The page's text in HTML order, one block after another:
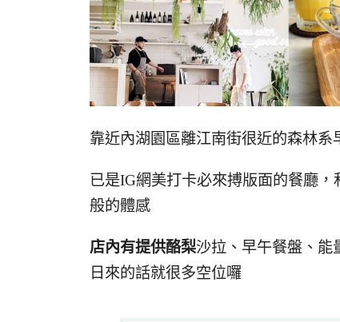
靠近內湖園區離江南街很近的森林
已是IG網美打卡必來搏版面的餐廳
般的體感
店內有提供酪梨沙拉、早午餐盤、能
日來的話就很多空位囉